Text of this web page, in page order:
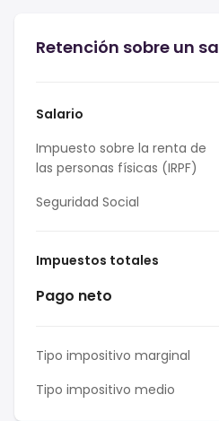
Retención sobre un
Salario
Impuesto sobre la renta de
las personas físicas (IRPF)
Seguridad Social
Impuestos totales
Pago neto
Tipo impositivo marginal
Tipo impositivo medio